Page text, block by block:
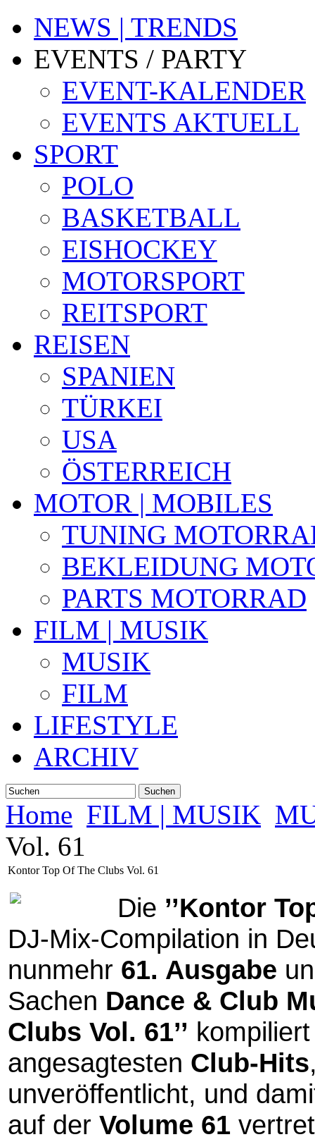
NEWS | TRENDS
EVENTS / PARTY
EVENT-KALENDER
EVENTS AKTUELL
SPORT
POLO
BASKETBALL
EISHOCKEY
MOTORSPORT
REITSPORT
REISEN
SPANIEN
TÜRKEI
USA
ÖSTERREICH
MOTOR | MOBILES
TUNING
BEKLEIDUNG
PARTS MOTORRAD
FILM | MUSIK
MUSIK
FILM
LIFESTYLE
ARCHIV
Suchen
Home FILM | MUSIK
Vol. 61
Kontor Top Of The Clubs Vol. 61
Die ’’Kontor
DJ-Mix-Compilation in
nunmehr 61. Ausgabe
Sachen Dance & Club
Clubs Vol. 61’’
angesagtesten Club-Hits
unveröffentlicht, und
auf der Volume 61